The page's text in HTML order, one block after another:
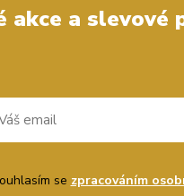
akce a slevové
se zpracováním